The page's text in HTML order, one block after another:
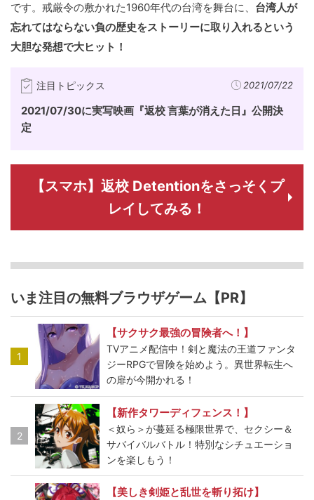
です。戒厳令の敷かれた1960年代の台湾を舞台に、 台湾人が
忘れてはならない負の歴史をストーリーに取り入れるという
大胆な発想で大ヒット！
注目トピックス 2021/07/22
2021/07/30に実写映画『返校 言葉が消えた日』公開決
定
【スマホ】返校 Detentionをさっそくプ
レイしてみる！
いま注目の無料ブラウザゲーム【PR】
1
【サクサク最強の冒険者へ！】
TVアニメ配信中！剣と魔法の王道ファンタ
ジーRPGで冒険を始めよう。異世界転生へ
の扉が今開かれる！
2
【新作タワーディフェンス！】
＜奴ら＞が蔓延る極限世界で、セクシー＆
サバイバルバトル！特別なシチュエーショ
ンを楽しもう！
【美しき剣姫と乱世を斬り拓け】